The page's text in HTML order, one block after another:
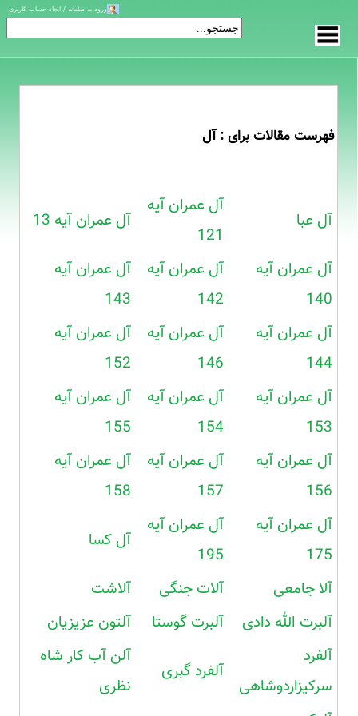
فهرست مقالات برای : آل
آل عبا
آل عمران آیه
121
آل عمران آیه 13
آل عمران آیه
140
آل عمران آیه
142
آل عمران آیه
143
آل عمران آیه
144
آل عمران آیه
146
آل عمران آیه
152
آل عمران آیه
153
آل عمران آیه
154
آل عمران آیه
155
آل عمران آیه
156
آل عمران آیه
157
آل عمران آیه
158
آل عمران آیه
175
آل عمران آیه
195
آل کسا
آلا جامعی آلات جنگی
آلاشت
آلبرت الله دادی
آلبرت گوستا
آلتون عزیزیان
آلفرد
سرکیزاردوشاهی
آلفرد گبری
آلن آب کار شاه
نظری
ورود به سامانه / ایجاد حساب کاربری